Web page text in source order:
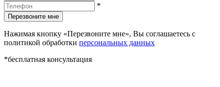
*
Перезвоните мне
Нажимая кнопку «Перезвоните мне», Вы соглашаетесь с
политикой обработки персональных данных
*бесплатная консультация